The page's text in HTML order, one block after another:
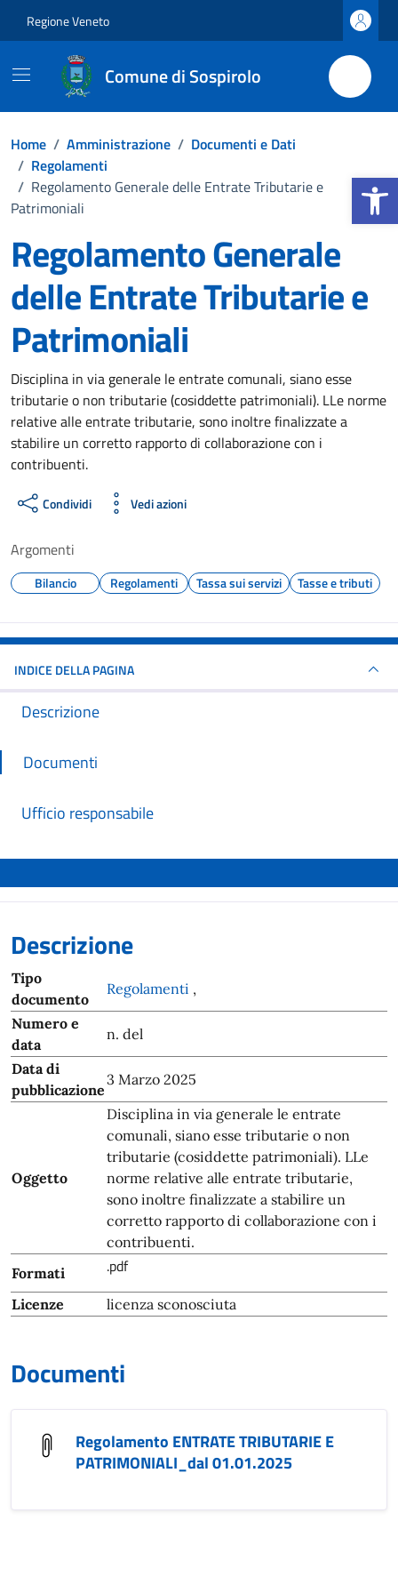
Apri la
Regione Veneto
Comune di Sospirolo
Home / Amministrazione / Documenti e Dati
/ Regolamenti
/ Regolamento Generale delle Entrate Tributarie e
Patrimoniali
Regolamento Generale
delle Entrate Tributarie e
Patrimoniali
Dettagli del documento
Disciplina in via generale le entrate comunali, siano esse
tributarie o non tributarie (cosiddette patrimoniali). LLe norme
relative alle entrate tributarie, sono inoltre finalizzate a
stabilire un corretto rapporto di collaborazione con i
contribuenti.
Condividi Vedi azioni
Argomenti
Bilancio Regolamenti Tassa sui servizi Tasse e tributi
INDICE DELLA PAGINA
Descrizione
Documenti
Ufficio responsabile
Descrizione
Tipo
documento
Regolamenti ,
Numero e
data
n. del
Data di
pubblicazione
3 Marzo 2025
Oggetto
Disciplina in via generale le entrate
comunali, siano esse tributarie o non
tributarie (cosiddette patrimoniali). LLe
norme relative alle entrate tributarie,
sono inoltre finalizzate a stabilire un
corretto rapporto di collaborazione con i
contribuenti.
Formati
.pdf
Licenze licenza sconosciuta
Documenti
Regolamento ENTRATE TRIBUTARIE E
PATRIMONIALI_dal 01.01.2025